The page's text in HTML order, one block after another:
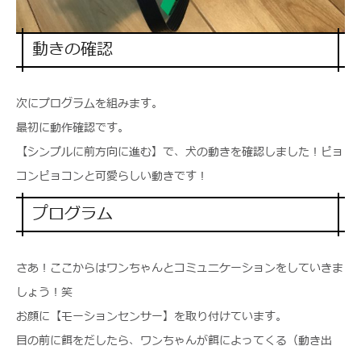
動きの確認
次にプログラムを組みます。
最初に動作確認です。
【シンプルに前方向に進む】で、犬の動きを確認しました！ピョ
コンピョコンと可愛らしい動きです！
プログラム
さあ！ここからはワンちゃんとコミュニケーションをしていきま
しょう！笑
お顔に【モーションセンサー】を取り付けています。
目の前に餌をだしたら、ワンちゃんが餌によってくる（動き出